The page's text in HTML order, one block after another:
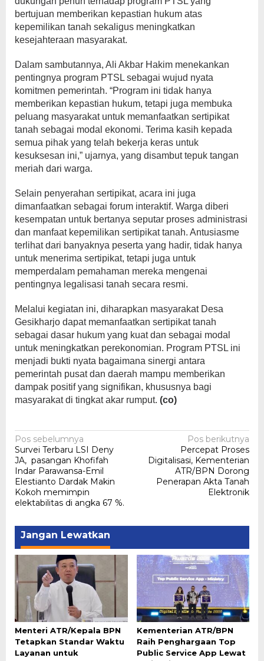
bertujuan memberikan kepastian hukum atas
kepemilikan tanah sekaligus meningkatkan
kesejahteraan masyarakat.
Dalam sambutannya, Ali Akbar Hakim menekankan
pentingnya program PTSL sebagai wujud nyata
komitmen pemerintah. “Program ini tidak hanya
memberikan kepastian hukum, tetapi juga membuka
peluang masyarakat untuk memanfaatkan sertipikat
tanah sebagai modal ekonomi. Terima kasih kepada
semua pihak yang telah bekerja keras untuk
kesuksesan ini,” ujarnya, yang disambut tepuk tangan
meriah dari warga.
Selain penyerahan sertipikat, acara ini juga
dimanfaatkan sebagai forum interaktif. Warga diberi
kesempatan untuk bertanya seputar proses administrasi
dan manfaat kepemilikan sertipikat tanah. Antusiasme
terlihat dari banyaknya peserta yang hadir, tidak hanya
untuk menerima sertipikat, tetapi juga untuk
memperdalam pemahaman mereka mengenai
pentingnya legalisasi tanah secara resmi.
Melalui kegiatan ini, diharapkan masyarakat Desa
Gesikharjo dapat memanfaatkan sertipikat tanah
sebagai dasar hukum yang kuat dan sebagai modal
untuk meningkatkan perekonomian. Program PTSL ini
menjadi bukti nyata bagaimana sinergi antara
pemerintah pusat dan daerah mampu memberikan
dampak positif yang signifikan, khususnya bagi
masyarakat di tingkat akar rumput. (co)
Navigasi
pos
Pos sebelumnya
Survei Terbaru LSI Deny
JA, pasangan Khofifah
Indar Parawansa-Emil
Elestianto Dardak Makin
Kokoh memimpin
elektabilitas di angka 67 %.
Pos berikutnya
Percepat Proses
Digitalisasi, Kementerian
ATR/BPN Dorong
Penerapan Akta Tanah
Elektronik
Jangan Lewatkan
Menteri ATR/Kepala BPN
Tetapkan Standar Waktu
Layanan untuk
Kementerian ATR/BPN
Raih Penghargaan Top
Public Service App Lewat